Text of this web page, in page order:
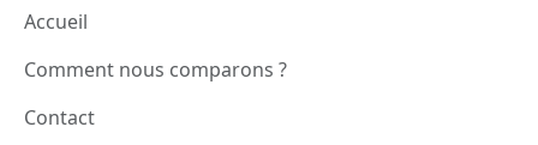
Accueil
Comment nous comparons ?
Contact